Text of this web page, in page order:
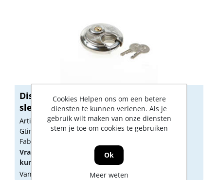
Discusslot diameter 70mm op
sleutelnumme...
Artikelnummer: 1227017
Gtin: 8714140010868
Fabrikant artikel nummer: 0180.100.0703
Vraag een
aan oflog in
kunnen zien.
Vandaag besteld, morgen geleverd
Cookies Helpen ons om een betere
diensten te kunnen verlenen. Als je
gebruik wilt maken van onze diensten
stem je toe om cookies te gebruiken
Ok
Meer weten